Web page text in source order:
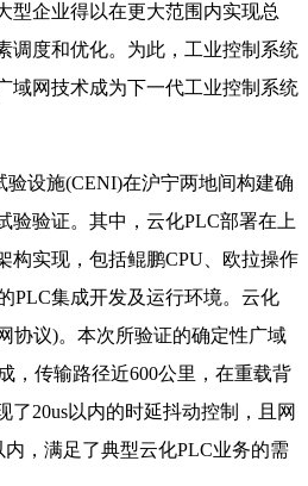
型企业得以在更大范围内实现总
调度和优化。为此，工业控制系统
域网技术成为下一代工业控制系统
设施(CENI)在沪宁两地间构建确
验验证。其中，云化PLC部署在上
构实现，包括鲲鹏CPU、欧拉操作
PLC集成开发及运行环境。云化
协议)。本次所验证的确定性广域
，传输路径近600公里，在重载背
了20us以内的时延抖动控制，且网
，满足了典型云化PLC业务的需